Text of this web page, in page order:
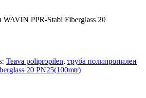
PPR-Stabi Fiberglass 20
Teava polipropilen, труба полипропилен
20 PN25(100mtr)